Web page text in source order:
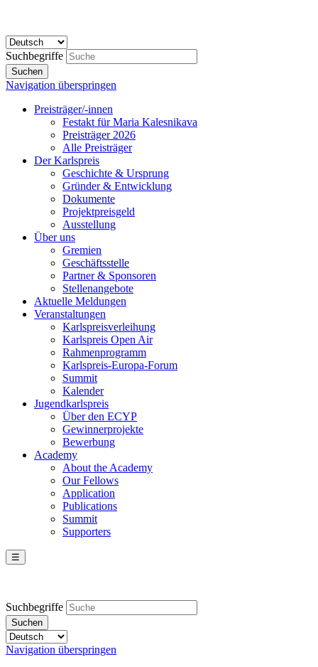
Suchbegriffe
Suchen
Navigation überspringen
Preisträger/-innen
Festakt für Maria Kalesnikava
Preisträger 2026
Alle Preisträger
Der Karlspreis
Geschichte & Ursprung
Gründer & Entwicklung
Dokumente
Projektpreisgeld
Ausstellung
Über uns
Gremien
Geschäftsstelle
Partner & Sponsoren
Stellenangebote
Aktuelle Meldungen
Veranstaltungen
Karlspreisverleihung
Karlspreis Open Air
Rahmenprogramm
Karlspreis-Europa-Forum
Summit
Kalender
Jugendkarlspreis
Über den ECYP
Gewinnerprojekte
Bewerbung
Academy
About the Academy
Our Fellows
Application
Publications
Summit
Supporters
☰
Suchbegriffe
Suchen
Navigation überspringen